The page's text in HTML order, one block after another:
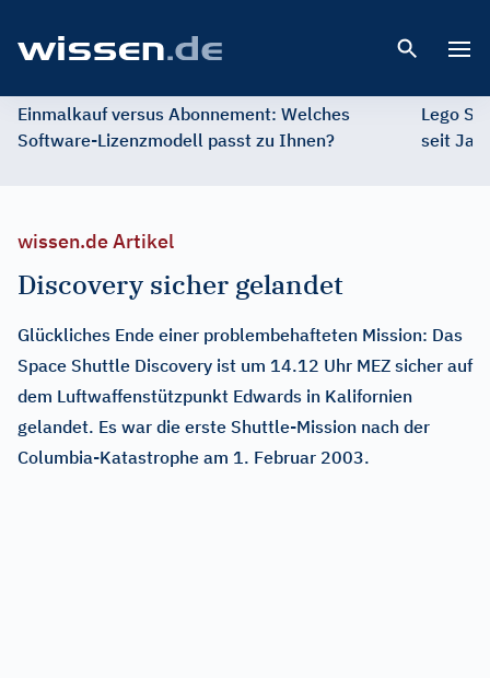
Einmalkauf versus Abonnement: Welches
Software-Lizenzmodell passt zu Ihnen?
Lego
seit
wissen.de Artikel
Discovery sicher gelandet
Glückliches Ende einer problembehafteten Mission: Das
Space Shuttle Discovery ist um 14.12 Uhr MEZ sicher auf
dem Luftwaffenstützpunkt Edwards in Kalifornien
gelandet. Es war die erste Shuttle-Mission nach der
Columbia-Katastrophe am 1. Februar 2003.